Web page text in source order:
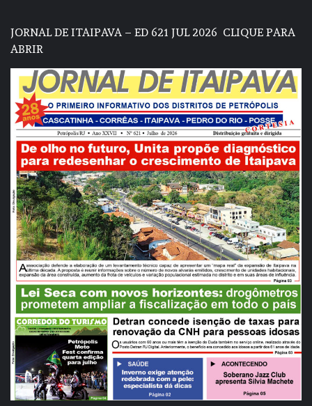
JORNAL DE ITAIPAVA – ED 621 JUL 2026 CLIQUE PARA
ABRIR